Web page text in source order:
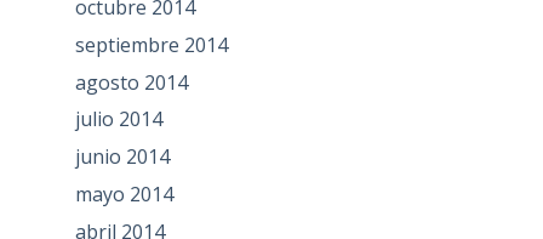
octubre 2014
septiembre 2014
agosto 2014
julio 2014
junio 2014
mayo 2014
abril 2014